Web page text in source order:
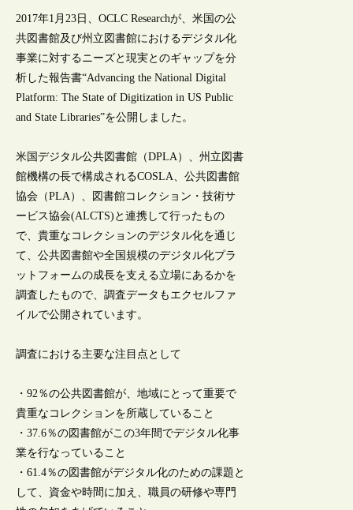
2017年1月23日、OCLC Researchが、米国の公
共図書館及び州立図書館におけるデジタル化
事業に対するニーズと現実とのギャップを分
析した報告書“Advancing the National Digital
Platform: The State of Digitization in US Public
and State Libraries”を公開しました。
米国デジタル公共図書館（DPLA）、州立図書
館機構の長で構成されるCOSLA、公共図書館
協会（PLA）、図書館コレクション・技術サ
ービス協会(ALCTS)と連携して行ったもの
で、貴重なコレクションのデジタル化を通じ
て、公共図書館や全国規模のデジタル化プラ
ットフォームの成長を支える立場にあるかを
調査したもので、調査データもエクセルファ
イルで公開されています。
調査における主要な注目点として
・92％の公共図書館が、地域にとって重要で
貴重なコレクションを所蔵していること
・37.6％の図書館がこの3年間でデジタル化事
業を行なっていること
・61.4％の図書館がデジタル化のための課題と
して、資金や時間に加え、職員の研修や専門